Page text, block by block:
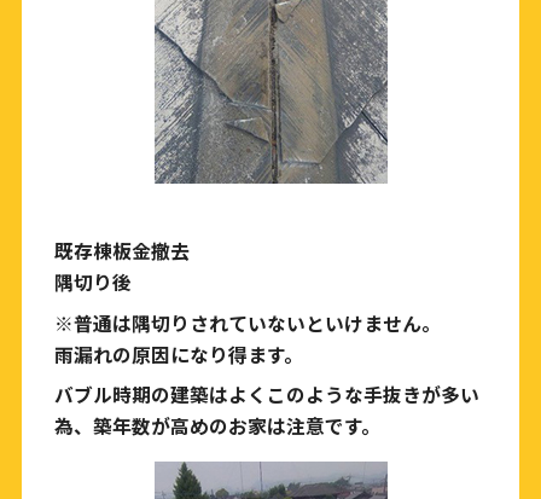
既存棟板金撤去
隅切り後
※普通は隅切りされていないといけません。
雨漏れの原因になり得ます。
バブル時期の建築はよくこのような手抜きが多い
為、築年数が高めのお家は注意です。